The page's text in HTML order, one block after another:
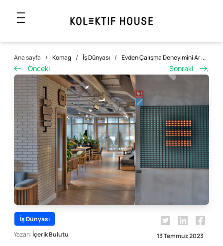
Ana sayfa / Komag / İş Dünyası / Evden Çalışma Deneyimini Ar ...
Önceki Sonraki ,
İş Dünyası
Yazan:İçerik Bulutu 13 Temmuz 2023